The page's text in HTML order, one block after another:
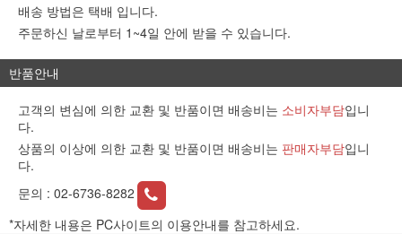
배송 방법은 택배 입니다.
주문하신 날로부터 1~4일 안에 받을 수 있습니다.
반품안내
고객의 변심에 의한 교환 및 반품이면 배송비는 소비자부담입니
다.
상품의 이상에 의한 교환 및 반품이면 배송비는 판매자부담입니
다.
문의 : 02-6736-8282
*자세한 내용은 PC사이트의 이용안내를 참고하세요.